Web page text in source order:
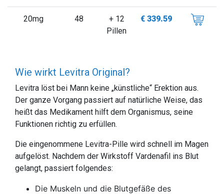
20mg 48
+ 12
Pillen
€ 339.59
Wie wirkt Levitra Original?
Levitra löst bei Mann keine „künstliche“ Erektion aus.
Der ganze Vorgang passiert auf natürliche Weise, das
heißt das Medikament hilft dem Organismus, seine
Funktionen richtig zu erfüllen.
Die eingenommene Levitra-Pille wird schnell im Magen
aufgelöst. Nachdem der Wirkstoff Vardenafil ins Blut
gelangt, passiert folgendes:
Die Muskeln und die Blutgefäße des